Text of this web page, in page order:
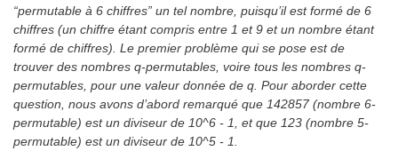
“permutable à 6 chiffres” un tel nombre, puisqu’il est formé de 6
chiffres (un chiffre étant compris entre 1 et 9 et un nombre étant
formé de chiffres). Le premier problème qui se pose est de
trouver des nombres q-permutables, voire tous les nombres q-
permutables, pour une valeur donnée de q. Pour aborder cette
question, nous avons d’abord remarqué que 142857 (nombre 6-
permutable) est un diviseur de 10^6 - 1, et que 123 (nombre 5-
permutable) est un diviseur de 10^5 - 1.